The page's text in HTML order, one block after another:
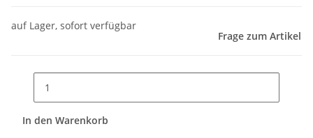
auf Lager, sofort verfügbar
Frage zum Artikel
In den Warenkorb